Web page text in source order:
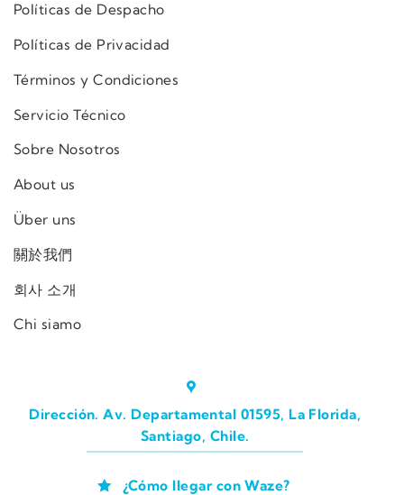
Políticas de Despacho
Políticas de Privacidad
Términos y Condiciones
Servicio Técnico
Sobre Nosotros
About us
Über uns
關於我們
회사 소개
Chi siamo
Dirección. Av. Departamental 01595, La Florida,
Santiago, Chile.
¿Cómo llegar con Waze?